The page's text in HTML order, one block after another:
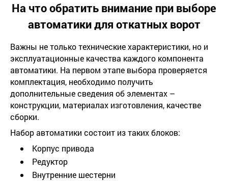
На что обратить внимание при выборе
автоматики для откатных ворот
Важны не только технические характеристики, но и
эксплуатационные качества каждого компонента
автоматики. На первом этапе выбора проверяется
комплектация, необходимо получить
дополнительные сведения об элементах –
конструкции, материалах изготовления, качестве
сборки.
Набор автоматики состоит из таких блоков:
Корпус привода
Редуктор
Внутренние шестерни